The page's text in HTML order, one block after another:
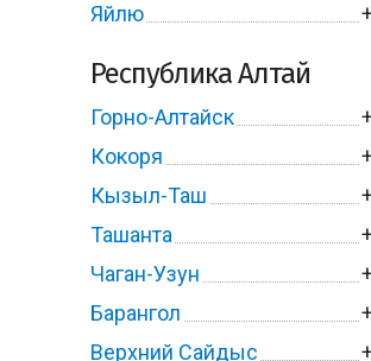
Яйлю
Республика Алтай
Горно-Алтайск
Кокоря
Кызыл-Таш
Ташанта
Чаган-Узун
Барангол
Верхний Сайдыс